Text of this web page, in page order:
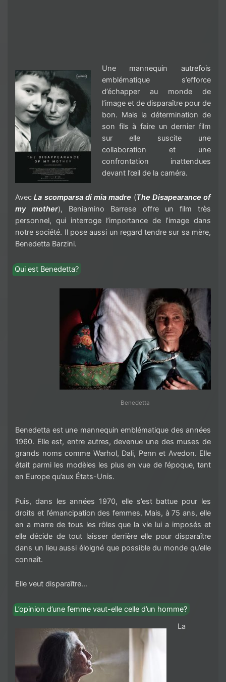
Une mannequin autrefois
emblématique s’efforce
d’échapper au monde de
l’image et de disparaître pour de
bon. Mais la détermination de
son fils à faire un dernier film
sur elle suscite une
collaboration et une
confrontation inattendues
devant l’œil de la caméra.
AvecLa scomparsa di mia madre (The Disapearance of
my mother), Beniamino Barrese offre un film très
personnel, qui interroge l’importance de l’image dans
notre société. Il pose aussi un regard tendre sur sa mère,
Benedetta Barzini.
Qui est Benedetta?
Benedetta
Benedetta est une mannequin emblématique des années
1960. Elle est, entre autres, devenue une des muses de
grands noms comme Warhol, Dali, Penn et Avedon. Elle
était parmi les modèles les plus en vue de l’époque, tant
en Europe qu’aux États-Unis.
Puis, dans les années 1970, elle s’est battue pour les
droits et l’émancipation des femmes. Mais, à 75 ans, elle
en a marre de tous les rôles que la vie lui a imposés et
elle décide de tout laisser derrière elle pour disparaître
dans un lieu aussi éloigné que possible du monde qu’elle
connaît.
Elle veut disparaître…
L’opinion d’une femme vaut-elle celle d’un homme?
La